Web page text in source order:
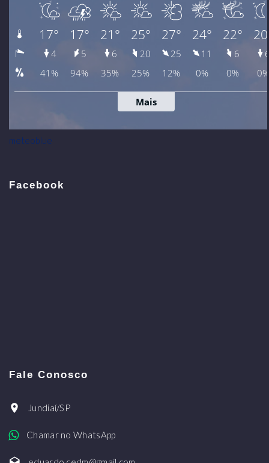
meteoblue
Facebook
Fale Conosco
Jundiaí/SP
Chamar no WhatsApp